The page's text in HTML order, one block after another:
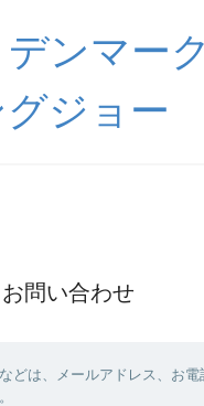
ンマー
グジョー
お問い合わせ
どは、メールアドレス、お